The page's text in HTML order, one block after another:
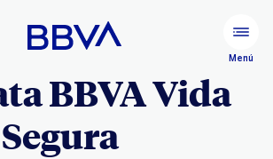
Menú
BBVA Vida